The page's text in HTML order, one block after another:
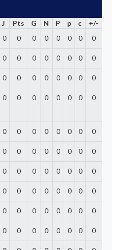
J Pts G N P p c
+/-
0 0 0 0 0 0 0 0
0 0 0 0 0 0 0 0
0 0 0 0 0 0 0 0
0 0 0 0 0 0 0 0
0 0 0 0 0 0 0 0
0 0 0 0 0 0 0 0
0 0 0 0 0 0 0 0
0 0 0 0 0 0 0 0
0 0 0 0 0 0 0 0
0 0 0 0 0 0 0 0